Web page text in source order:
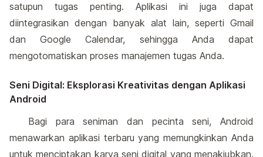
satupun tugas penting. Aplikasi ini juga dapat
diintegrasikan dengan banyak alat lain, seperti Gmail
dan Google Calendar, sehingga Anda dapat
mengotomatiskan proses manajemen tugas Anda.
Seni Digital: Eksplorasi Kreativitas dengan Aplikasi
Android
Bagi para seniman dan pecinta seni, Android
menawarkan aplikasi terbaru yang memungkinkan Anda
untuk menciptakan karya seni digital yang menakjubkan.